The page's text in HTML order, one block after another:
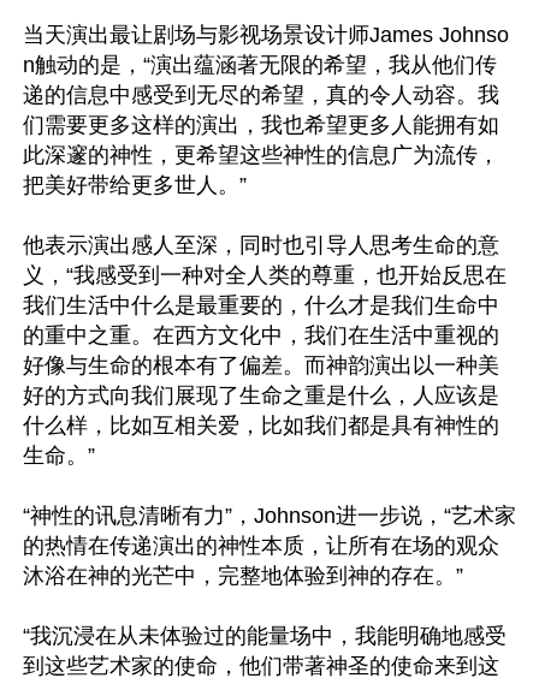
当天演出最让剧场与影视场景设计师James Johnso
n触动的是，“演出蕴涵著无限的希望，我从他们传
递的信息中感受到无尽的希望，真的令人动容。我
们需要更多这样的演出，我也希望更多人能拥有如
此深邃的神性，更希望这些神性的信息广为流传，
把美好带给更多世人。”
他表示演出感人至深，同时也引导人思考生命的意
义，“我感受到一种对全人类的尊重，也开始反思在
我们生活中什么是最重要的，什么才是我们生命中
的重中之重。在西方文化中，我们在生活中重视的
好像与生命的根本有了偏差。而神韵演出以一种美
好的方式向我们展现了生命之重是什么，人应该是
什么样，比如互相关爱，比如我们都是具有神性的
生命。”
“神性的讯息清晰有力”，Johnson进一步说，“艺术家
的热情在传递演出的神性本质，让所有在场的观众
沐浴在神的光芒中，完整地体验到神的存在。”
“我沉浸在从未体验过的能量场中，我能明确地感受
到这些艺术家的使命，他们带著神圣的使命来到这